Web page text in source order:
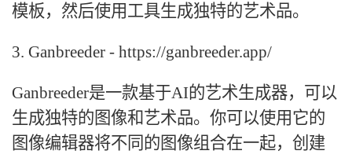
模板，然后使用工具生成独特的艺术品。
3. Ganbreeder - https://ganbreeder.app/
Ganbreeder是一款基于AI的艺术生成器，可以
生成独特的图像和艺术品。你可以使用它的
图像编辑器将不同的图像组合在一起，创建